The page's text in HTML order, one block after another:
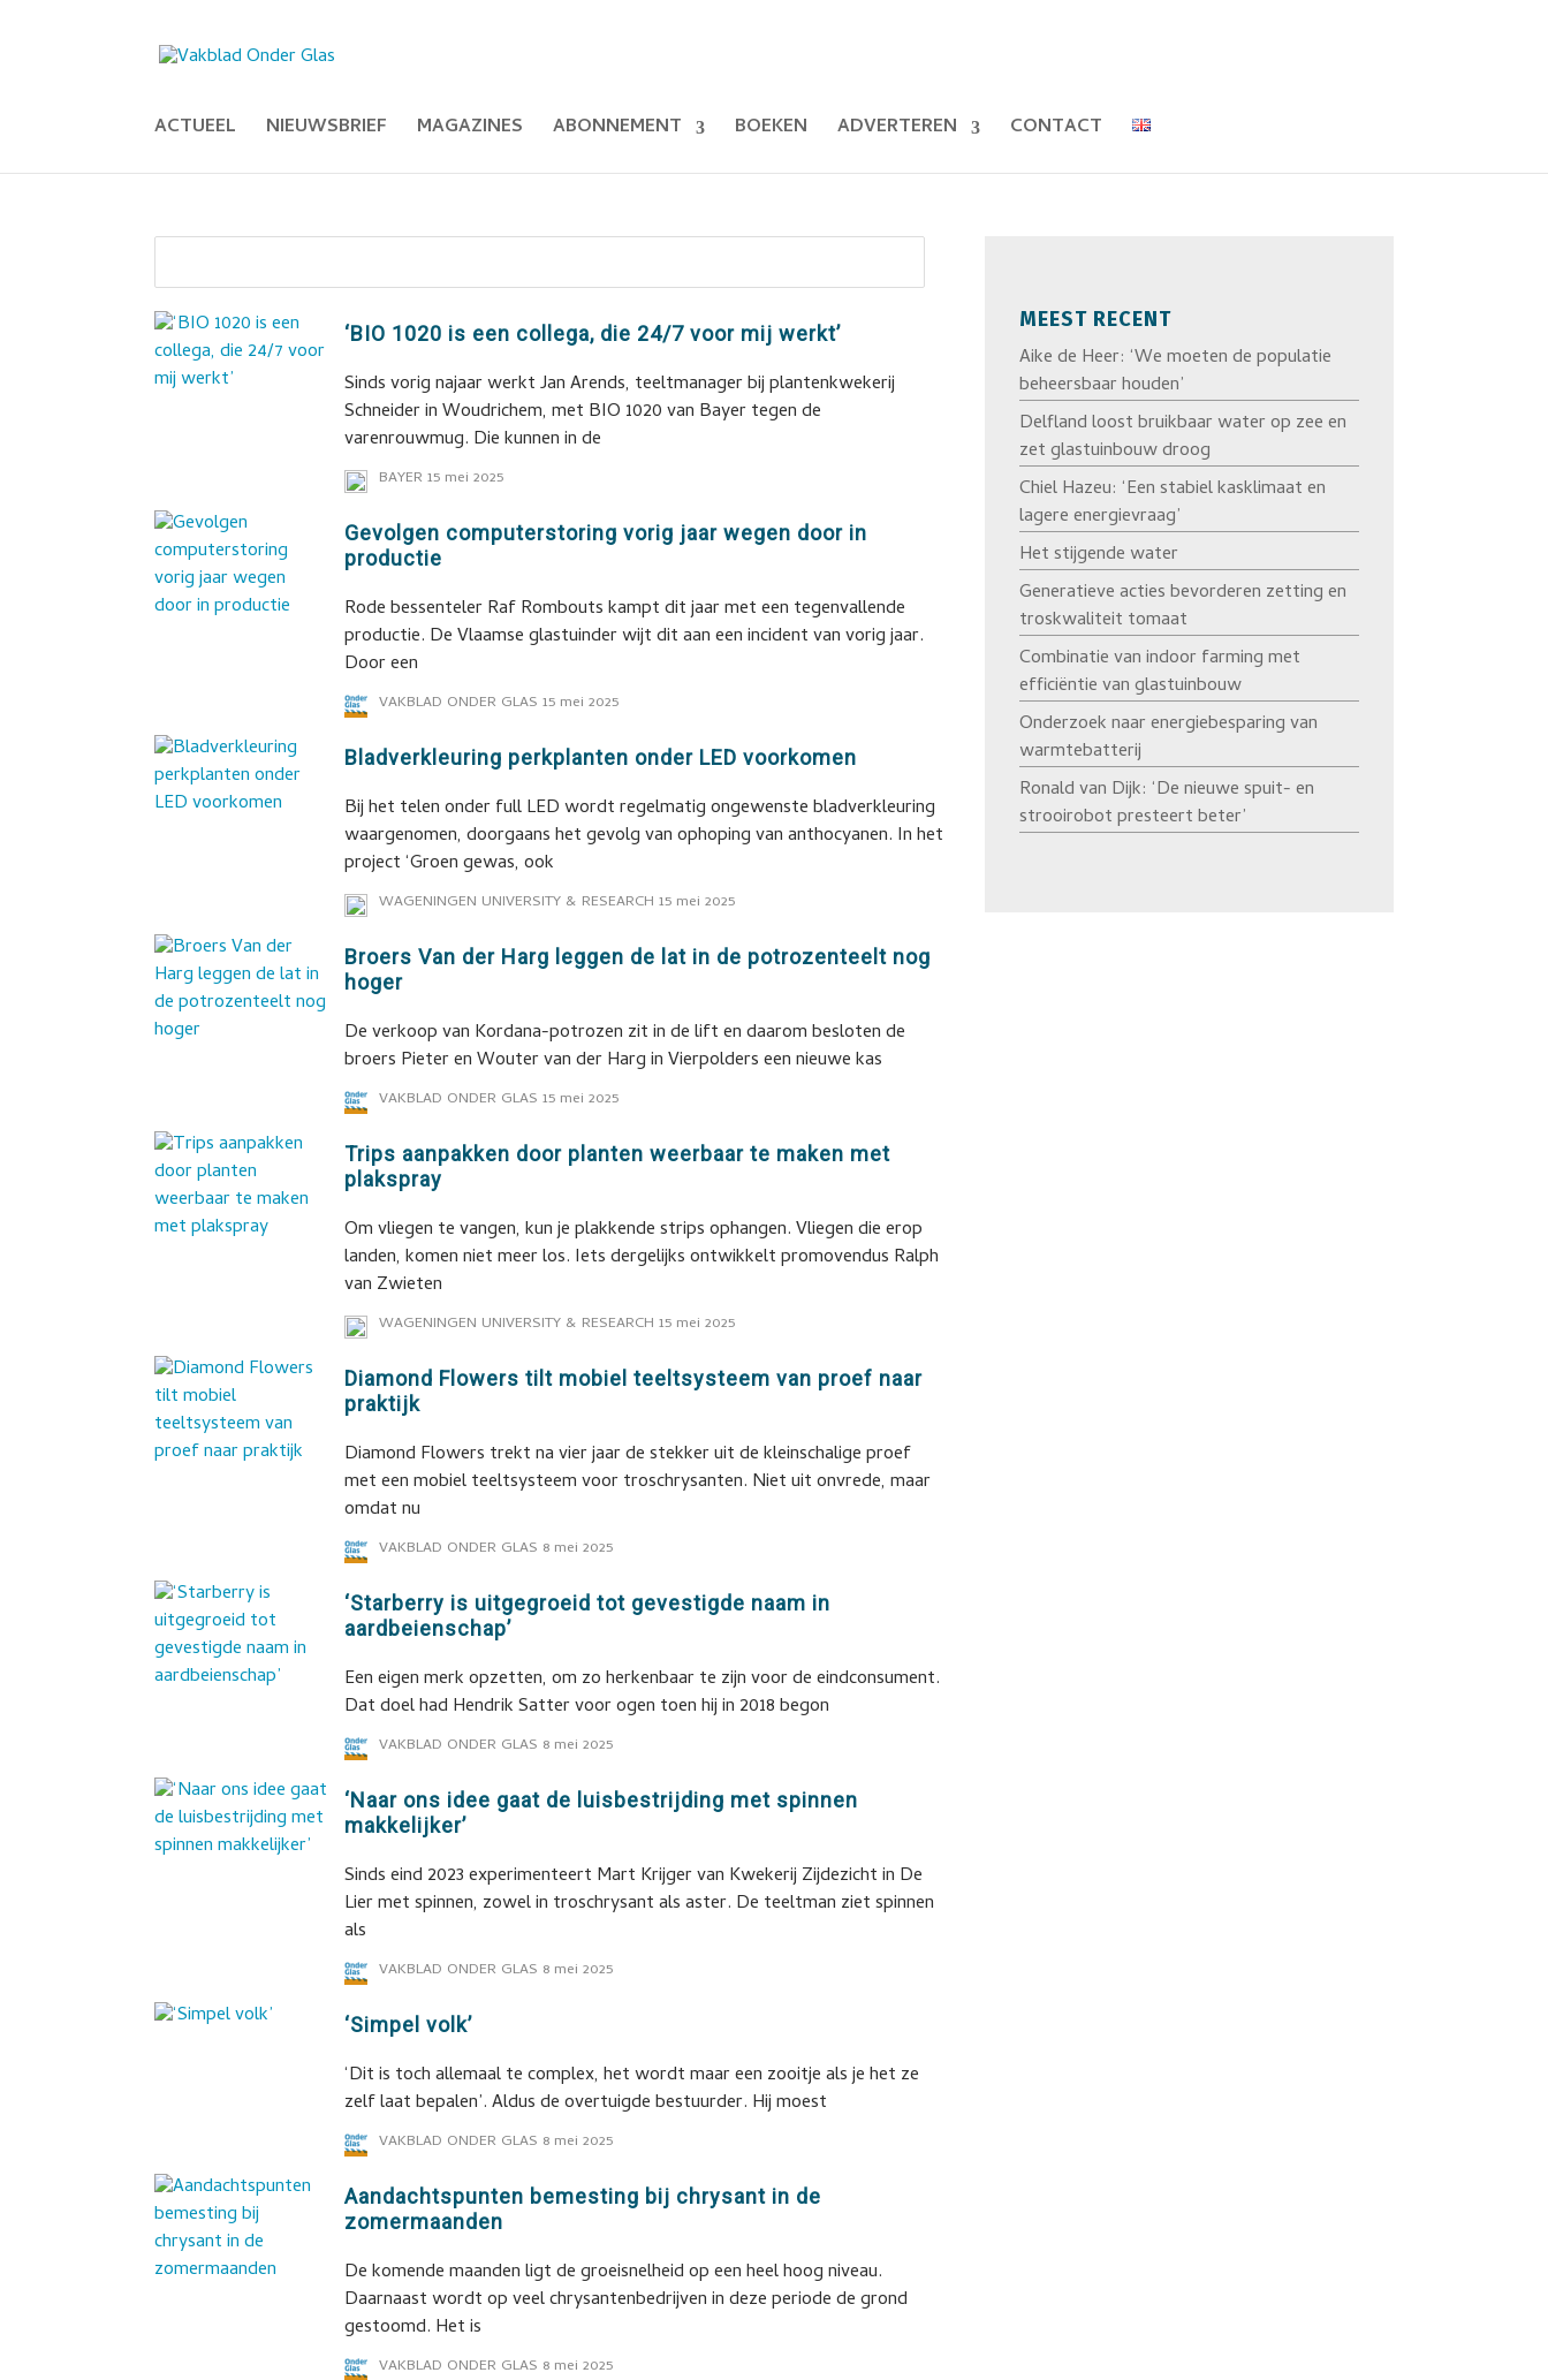
ACTUEEL NIEUWSBRIEF MAGAZINES ABONNEMENT BOEKEN ADVERTEREN CONTACT
‘BIO 1020 is een collega, die 24/7 voor mij werkt’
Sinds vorig najaar werkt Jan Arends, teeltmanager bij plantenkwekerij
Schneider in Woudrichem, met BIO 1020 van Bayer tegen de
varenrouwmug. Die kunnen in de
BAYER 15 mei 2025
Gevolgen computerstoring vorig jaar wegen door in
productie
Rode bessenteler Raf Rombouts kampt dit jaar met een tegenvallende
productie. De Vlaamse glastuinder wijt dit aan een incident van vorig jaar.
Door een
VAKBLAD ONDER GLAS 15 mei 2025
Bladverkleuring perkplanten onder LED voorkomen
Bij het telen onder full LED wordt regelmatig ongewenste bladverkleuring
waargenomen, doorgaans het gevolg van ophoping van anthocyanen. In het
project ‘Groen gewas, ook
WAGENINGEN UNIVERSITY & RESEARCH 15 mei 2025
Broers Van der Harg leggen de lat in de potrozenteelt nog
hoger
De verkoop van Kordana-potrozen zit in de lift en daarom besloten de
broers Pieter en Wouter van der Harg in Vierpolders een nieuwe kas
VAKBLAD ONDER GLAS 15 mei 2025
Trips aanpakken door planten weerbaar te maken met
plakspray
Om vliegen te vangen, kun je plakkende strips ophangen. Vliegen die erop
landen, komen niet meer los. Iets dergelijks ontwikkelt promovendus Ralph
van Zwieten
WAGENINGEN UNIVERSITY & RESEARCH 15 mei 2025
Diamond Flowers tilt mobiel teeltsysteem van proef naar
praktijk
Diamond Flowers trekt na vier jaar de stekker uit de kleinschalige proef
met een mobiel teeltsysteem voor troschrysanten. Niet uit onvrede, maar
omdat nu
VAKBLAD ONDER GLAS 8 mei 2025
‘Starberry is uitgegroeid tot gevestigde naam in
aardbeienschap’
Een eigen merk opzetten, om zo herkenbaar te zijn voor de eindconsument.
Dat doel had Hendrik Satter voor ogen toen hij in 2018 begon
VAKBLAD ONDER GLAS 8 mei 2025
‘Naar ons idee gaat de luisbestrijding met spinnen
makkelijker’
Sinds eind 2023 experimenteert Mart Krijger van Kwekerij Zijdezicht in De
Lier met spinnen, zowel in troschrysant als aster. De teeltman ziet spinnen
als
VAKBLAD ONDER GLAS 8 mei 2025
‘Simpel volk’
‘Dit is toch allemaal te complex, het wordt maar een zooitje als je het ze
zelf laat bepalen’. Aldus de overtuigde bestuurder. Hij moest
VAKBLAD ONDER GLAS 8 mei 2025
Aandachtspunten bemesting bij chrysant in de
zomermaanden
De komende maanden ligt de groeisnelheid op een heel hoog niveau.
Daarnaast wordt op veel chrysantenbedrijven in deze periode de grond
gestoomd. Het is
VAKBLAD ONDER GLAS 8 mei 2025
MEEST RECENT
Aike de Heer: ‘We moeten de populatie
beheersbaar houden’
Delfland loost bruikbaar water op zee en
zet glastuinbouw droog
Chiel Hazeu: ‘Een stabiel kasklimaat en
lagere energievraag’
Het stijgende water
Generatieve acties bevorderen zetting en
troskwaliteit tomaat
Combinatie van indoor farming met
efficiëntie van glastuinbouw
Onderzoek naar energiebesparing van
warmtebatterij
Ronald van Dijk: ‘De nieuwe spuit- en
strooirobot presteert beter’